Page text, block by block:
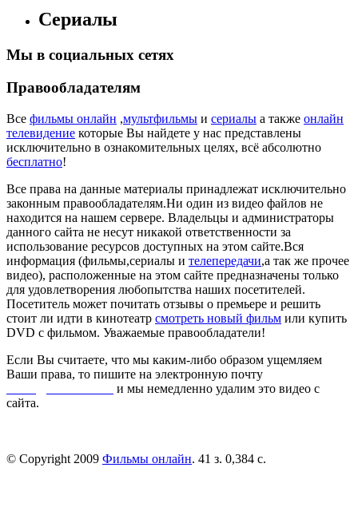
Сериалы
Мы в социальных сетях
Правообладателям
Все фильмы онлайн ,мультфильмы и сериалы а также онлайн
телевидение которые Вы найдете у нас представлены
исключительно в ознакомительных целях, всё абсолютно
бесплатно!
Все права на данные материалы принадлежат исключительно
законным правообладателям.Ни один из видео файлов не
находится на нашем сервере. Владельцы и администраторы
данного сайта не несут никакой ответственности за
использование ресурсов доступных на этом сайте.Вся
информация (фильмы,сериалы и телепередачи,а так же прочее
видео), расположенные на этом сайте предназначены только
для удовлетворения любопытства наших посетителей.
Посетитель может почитать отзывы о премьере и решить
стоит ли идти в кинотеатр смотреть новый фильм или купить
DVD с фильмом. Уважаемые правообладатели!
Если Вы считаете, что мы каким-либо образом ущемляем
Ваши права, то пишите на электронную почту
и мы немедленно удалим это видео с
сайта.
© Copyright 2009 Фильмы онлайн. 41 з. 0,384 с.